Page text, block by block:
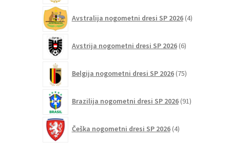
Avstralija nogometni dresi SP 2026 4izdelki
Avstrija nogometni dresi SP 2026 6izdelkov
Belgija nogometni dresi SP 2026 75izdelkov
Brazilija nogometni dresi SP 2026 91izdelkov
Češka nogometni dresi SP 2026 4izdelki